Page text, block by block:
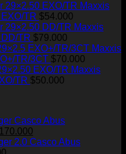
Maxxis
TR $54.000
Maxxis
TR $79.000
Maxxis
TR/3CT $70.000
Maxxis
TR $50.000
Casco Abus
170.000
precio
Casco Abus